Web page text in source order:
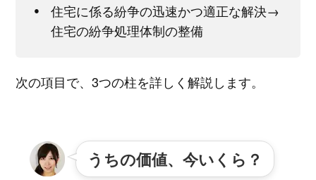
住宅に係る紛争の迅速かつ適正な解決→
住宅の紛争処理体制の整備
次の項目で、3つの柱を詳しく解説します。
うちの価値、今いくら？